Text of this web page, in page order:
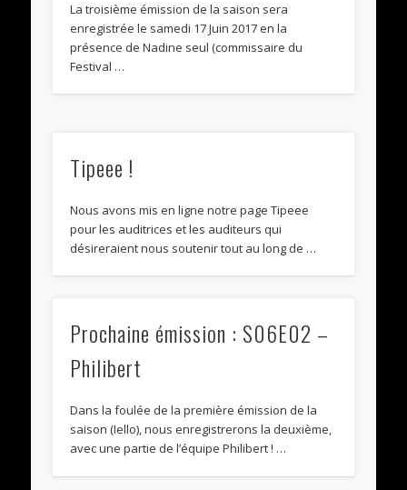
La troisième émission de la saison sera
enregistrée le samedi 17 Juin 2017 en la
présence de Nadine seul (commissaire du
Festival …
Tipeee !
Nous avons mis en ligne notre page Tipeee
pour les auditrices et les auditeurs qui
désireraient nous soutenir tout au long de …
Prochaine émission : S06E02 –
Philibert
Dans la foulée de la première émission de la
saison (Iello), nous enregistrerons la deuxième,
avec une partie de l’équipe Philibert ! …